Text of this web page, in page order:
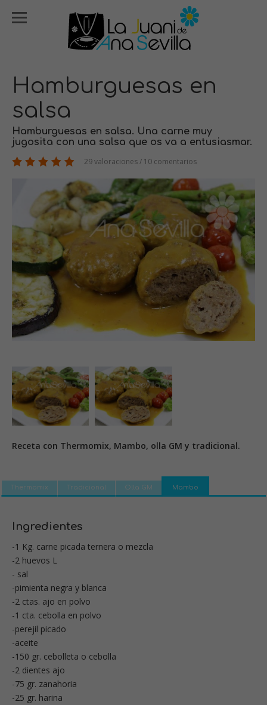
Hamburguesas en
salsa
Hamburguesas en salsa. Una carne muy
jugosita con una salsa que os va a entusiasmar.
29 valoraciones / 10 comentarios
Receta con Thermomix, Mambo, olla GM y tradicional.
Thermomix Tradicional Olla GM Mambo
Ingredientes
-1 Kg. carne picada ternera o mezcla
-2 huevos L
- sal
-pimienta negra y blanca
-2 ctas. ajo en polvo
-1 cta. cebolla en polvo
-perejil picado
-aceite
-150 gr. cebolleta o cebolla
-2 dientes ajo
-75 gr. zanahoria
-25 gr. harina